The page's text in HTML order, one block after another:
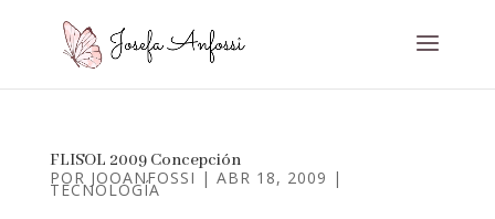
FLISOL 2009 Concepción
POR JOOANFOSSI | ABR 18, 2009 |
TECNOLOGÍA